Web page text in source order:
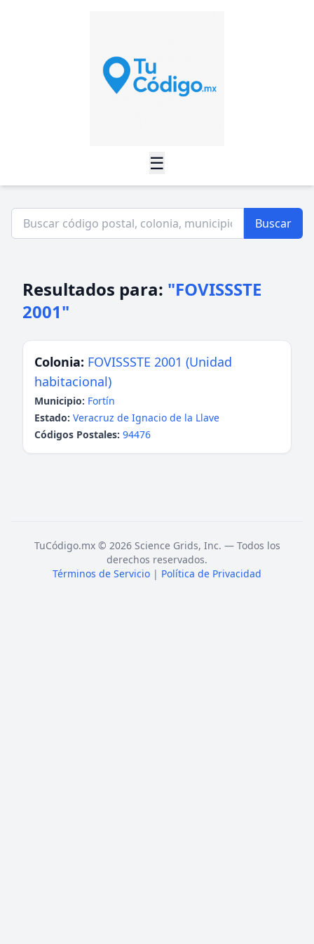
☰
Buscar
Resultados para: "FOVISSSTE
2001"
Colonia: FOVISSSTE 2001 (Unidad
habitacional)
Municipio: Fortín
Estado: Veracruz de Ignacio de la Llave
Códigos Postales: 94476
TuCódigo.mx © 2026 Science Grids, Inc. — Todos los
derechos reservados.
Términos de Servicio | Política de Privacidad